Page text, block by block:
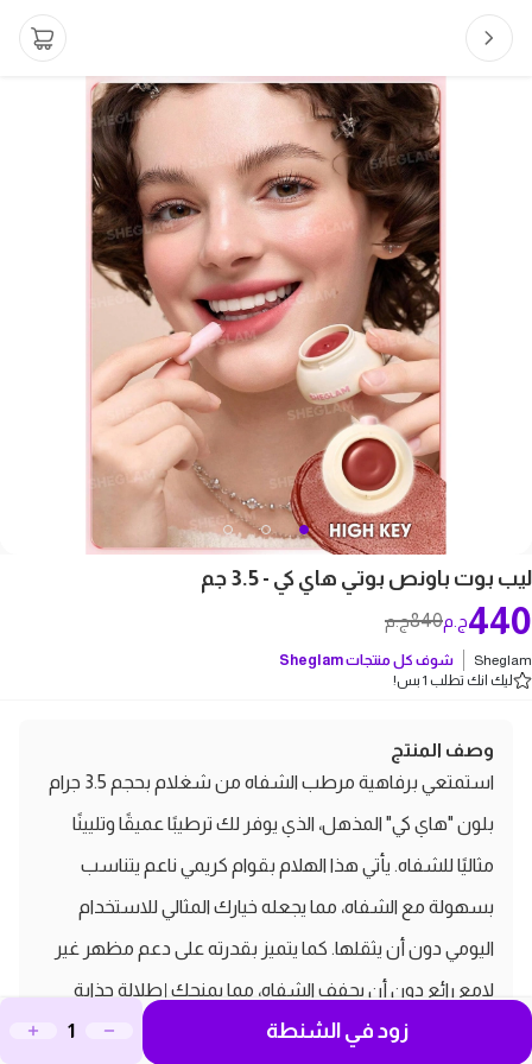
ليب بوت باونص بوتي هاي كي - 3.5 جم
840ج.م 440ج.م
Sheglam شوف كل منتجاتSheglam
ليك انك تطلب 1 بس!
وصف المنتج
استمتعي برفاهية مرطب الشفاه من شغلام بحجم 3.5 جرام
بلون "هاي كي" المذهل، الذي يوفر لك ترطيبًا عميقًا وتليينًا
مثاليًا للشفاه. يأتي هذا الهلام بقوام كريمي ناعم يتناسب
بسهولة مع الشفاه، مما يجعله خيارك المثالي للاستخدام
اليومي دون أن يثقلها. كما يتميز بقدرته على دعم مظهر غير
لامع رائع دون أن يجفف الشفاه، مما يمنحك إطلالة جذابة
ومريحة طوال اليوم. استمتعي بشفاه ناعمة وصحية مع
زود في الشنطة